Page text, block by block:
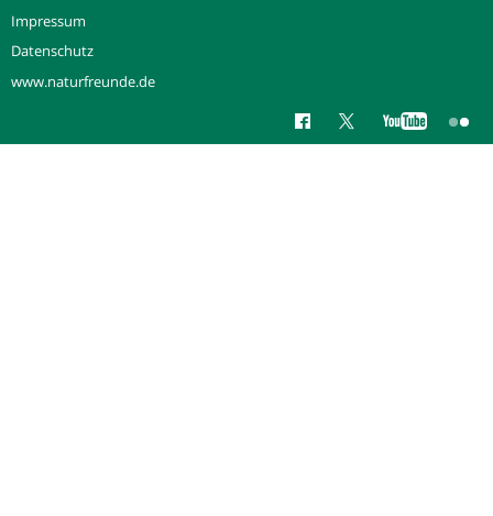
Impressum
Datenschutz
www.naturfreunde.de